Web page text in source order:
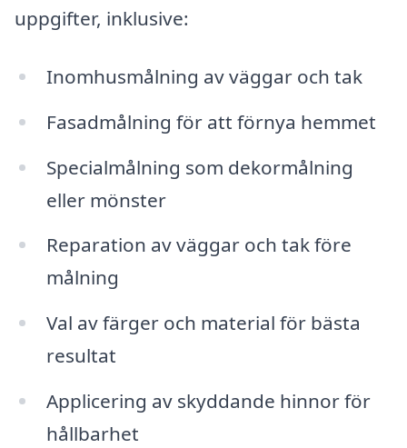
uppgifter, inklusive:
Inomhusmålning av väggar och tak
Fasadmålning för att förnya hemmet
Specialmålning som dekormålning
eller mönster
Reparation av väggar och tak före
målning
Val av färger och material för bästa
resultat
Applicering av skyddande hinnor för
hållbarhet